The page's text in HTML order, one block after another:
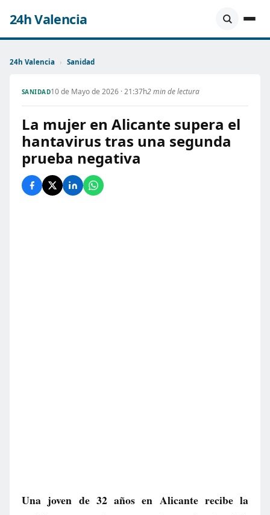
24h Valencia
24h Valencia › Sanidad
SANIDAD10 de Mayo de 2026 · 21:37h2 min de lectura
La mujer en Alicante supera el
hantavirus tras una segunda
prueba negativa
Una joven de 32 años en Alicante recibe la